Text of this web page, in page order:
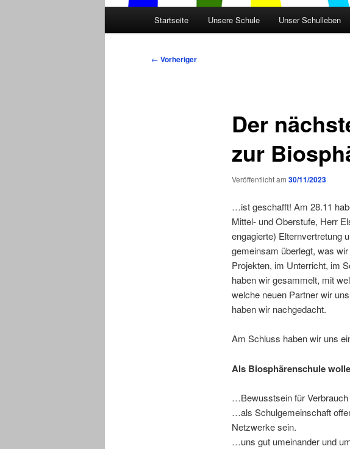
Startseite Unsere Schule Unser Schulleben
Beitragsnavigation
← Vorheriger
Der
zur
Veröffentlicht am 30/11/2023
…ist geschafft! Am 28.11
Mittel- und Oberstufe, Herr
engagierte) Elternvertretung
gemeinsam überlegt, was
Projekten, im Unterricht, im
haben wir gesammelt, mit
welche neuen Partner wir
haben wir nachgedacht.
Am Schluss haben wir uns
Als Biosphärenschule
…Bewusstsein für Verbrauch
…als Schulgemeinschaft
Netzwerke sein.
…uns gut umeinander und